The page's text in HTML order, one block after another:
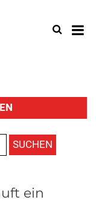
SearchUse
up
SUCHEN
ein